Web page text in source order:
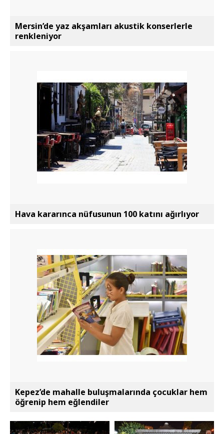
Mersin’de yaz akşamları akustik konserlerle
renkleniyor
Hava kararınca nüfusunun 100 katını ağırlıyor
Kepez’de mahalle buluşmalarında çocuklar hem
öğrenip hem eğlendiler